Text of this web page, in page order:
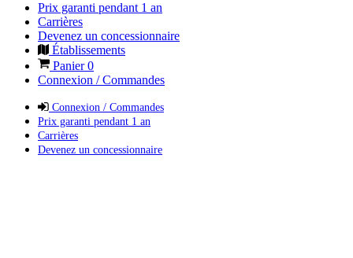
Prix garanti pendant 1 an
Carrières
Devenez un concessionnaire
Établissements
Panier0
Connexion / Commandes
Connexion / Commandes
Prix garanti pendant 1 an
Carrières
Devenez un concessionnaire